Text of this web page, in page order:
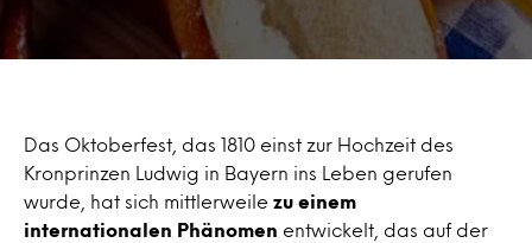
Das Oktoberfest, das 1810 einst zur Hochzeit des
Kronprinzen Ludwig in Bayern ins Leben gerufen
wurde, hat sich mittlerweile zu einem
internationalen Phänomen entwickelt, das auf der